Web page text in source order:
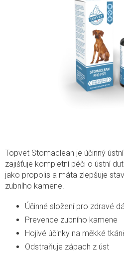
Topvet Stomaclean je účinný
zajišťuje kompletní péči o ústní
jako propolis a máta zlepšuje
zubního kamene.
Účinné složení pro zdravé
Prevence zubního kamene
Hojivé účinky na měkké
Odstraňuje zápach z úst